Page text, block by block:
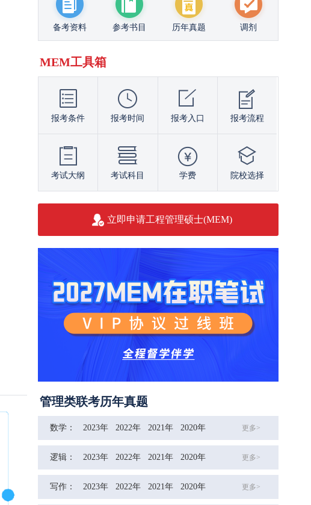
备考资料 参考书目 历年真题 调剂
MEM工具箱
报考条件 报考时间 报考入口 报考流程
考试大纲 考试科目 学费 院校选择
立即申请工程管理硕士(MEM)
管理类联考历年真题
数学： 2023年 2022年 2021年 2020年 更多>
逻辑： 2023年 2022年 2021年 2020年 更多>
写作： 2023年 2022年 2021年 2020年 更多>